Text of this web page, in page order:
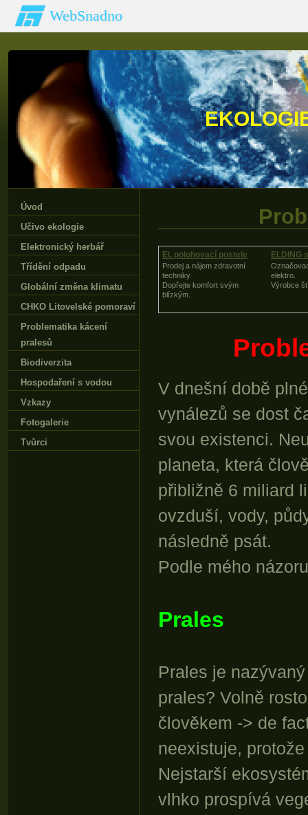
WebSnadno
El. polohovací postele
Prodej a nájem zdravotní
techniky
Dopřejte komfort svým
blízkým.
ELDING
elektro.
Výrobce
V dnešní době
vynálezů se dost
svou existenci.
planeta, která
přibližně 6 miliard
ovzduší, vody,
následně psát.
Podle mého
Prales
Prales je
prales? Volně
člověkem -> de
neexistuje,
Nejstarší
vlhko prospívá
Úvod
Učivo ekologie
Elektronický herbář
Třídění odpadu
Globální změna klimatu
CHKO Litovelské pomoraví
Problematika kácení
pralesů
Biodiverzita
Hospodaření s vodou
Vzkazy
Fotogalerie
Tvůrci